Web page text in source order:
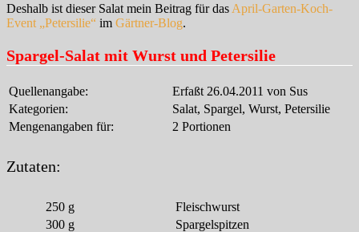
Deshalb ist dieser Salat mein Beitrag für das April-Garten-Koch-
Event „Petersilie“ im Gärtner-Blog.
Spargel-Salat mit Wurst und Petersilie
Quellenangabe:
Erfaßt 26.04.2011 von Sus
Kategorien:
Salat, Spargel, Wurst, Petersilie
Mengenangaben für:
2 Portionen
Zutaten:
250 g
Fleischwurst
300 g
Spargelspitzen